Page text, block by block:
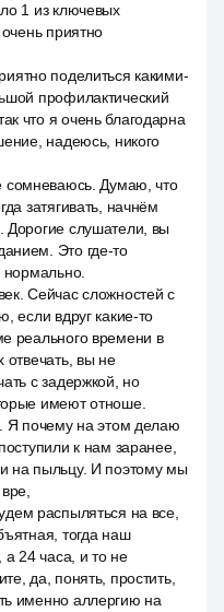
1 из ключевых
приятно
поделиться какими-
профилактический
что я очень благодарна
надеюсь, никого
сомневаюсь. Думаю, что
затягивать, начнём
Дорогие слушатели, вы
Это где-то
нормально.
Сейчас сложностей с
если вдруг какие-то
реального времени в
отвечать, вы не
с задержкой, но
имеют отноше.
Я почему на этом делаю
к нам заранее,
на пыльцу. И поэтому мы
распыляться на все,
тогда наш
а 24 часа, и то не
да, понять, простить,
именно аллергию на